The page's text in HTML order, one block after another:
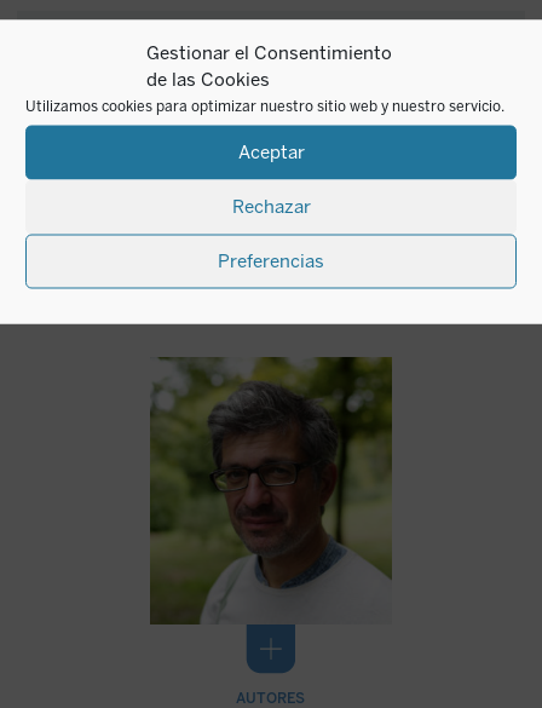
Gestionar el Consentimiento
de las Cookies
Utilizamos cookies para optimizar nuestro sitio web y nuestro servicio.
Aceptar
Rechazar
Preferencias
¿Quieres recibir
nuestras novedades?
Autor del mes
AUTORES